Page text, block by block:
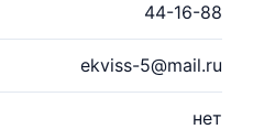
44-16-88
ekviss-5@mail.ru
нет